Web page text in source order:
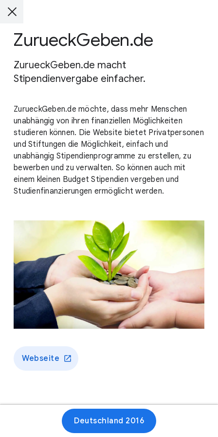
ZurueckGeben.de
ZurueckGeben.de macht
Stipendienvergabe einfacher.
ZurueckGeben.de möchte, dass mehr Menschen
unabhängig von ihren finanziellen Möglichkeiten
studieren können. Die Website bietet Privatpersonen
und Stiftungen die Möglichkeit, einfach und
unabhängig Stipendienprogramme zu erstellen, zu
bewerben und zu verwalten. So können auch mit
einem kleinen Budget Stipendien vergeben und
Studienfinanzierungen ermöglicht werden.
Webseite
Deutschland 2016